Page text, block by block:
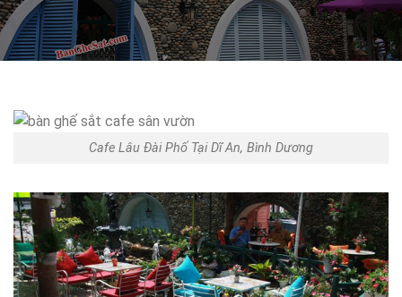
Cafe Lâu Đài Phố Tại Dĩ An, Bình Dương